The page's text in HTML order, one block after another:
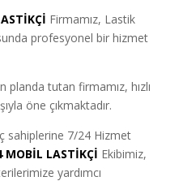
Firmamız, Lastik
profesyonel bir hizmet
tutan firmamız, hızlı
öne çıkmaktadır.
sahiplerine 7/24 Hizmet
MOBİL LASTİKÇİ Ekibimiz,
yardımcı